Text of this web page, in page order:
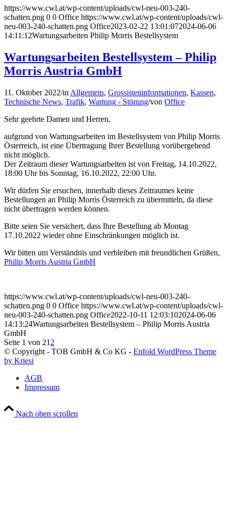
https://www.cwl.at/wp-content/uploads/cwl-neu-003-240-
schatten.png 0 0 Office https://www.cwl.at/wp-content/uploads/cwl-
neu-003-240-schatten.png Office2023-02-22 13:01:072024-06-06
14:11:12Wartungsarbeiten Philip Morris Bestellsystem
Wartungsarbeiten Bestellsystem – Philip
Morris Austria GmbH
11. Oktober 2022/in Allgemein, Grossisteninformationen, Kassen,
Technische News, Trafik, Wartung - Störung/von Office
Sehr geehrte Damen und Herren,
aufgrund von Wartungsarbeiten im Bestellsystem von Philip Morris
Österreich, ist eine Übertragung Ihrer Bestellung vorübergehend
nicht möglich.
Der Zeitraum dieser Wartungsarbeiten ist von Freitag, 14.10.2022,
18:00 Uhr bis Sonntag, 16.10.2022, 22:00 Uhr.
Wir dürfen Sie ersuchen, innerhalb dieses Zeitraumes keine
Bestellungen an Philip Morris Österreich zu übermitteln, da diese
nicht übertragen werden können.
Bitte seien Sie versichert, dass Ihre Bestellung ab Montag
17.10.2022 wieder ohne Einschränkungen möglich ist.
Wir bitten um Verständnis und verbleiben mit freundlichen Grüßen,
Philip Morris Austria GmbH
https://www.cwl.at/wp-content/uploads/cwl-neu-003-240-
schatten.png 0 0 Office https://www.cwl.at/wp-content/uploads/cwl-
neu-003-240-schatten.png Office2022-10-11 12:03:102024-06-06
14:13:24Wartungsarbeiten Bestellsystem – Philip Morris Austria
GmbH
Seite 1 von 21 2
© Copyright - TOB GmbH & Co KG - Enfold WordPress Theme
by Kriesi
AGB
Impressum
Nach oben scrollen